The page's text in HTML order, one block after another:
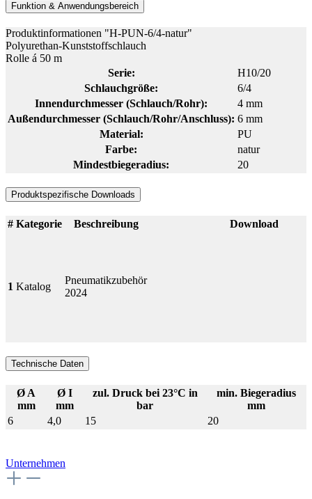
Funktion & Anwendungsbereich
Produktinformationen "H-PUN-6/4-natur"
Polyurethan-Kunststoffschlauch
Rolle á 50 m
Serie:
H10/20
Schlauchgröße:
6/4
Innendurchmesser (Schlauch/Rohr):
4 mm
Außendurchmesser (Schlauch/Rohr/Anschluss): 6 mm
Material:
PU
Farbe:
natur
Mindestbiegeradius:
20
Produktspezifische Downloads
# Kategorie Beschreibung Download
1 Katalog
Pneumatikzubehör
2024
Technische Daten
Ø A
mm
Ø I
mm
zul. Druck bei 23°C in
bar
min. Biegeradius
mm
6
4,0 15 20
Unternehmen